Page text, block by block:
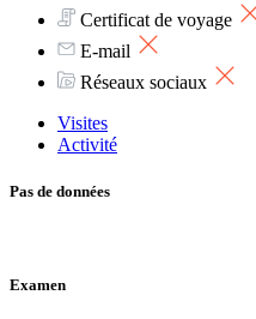
Certificat de voyage
E-mail
Réseaux sociaux
Visites
Activité
Pas de données
Examen